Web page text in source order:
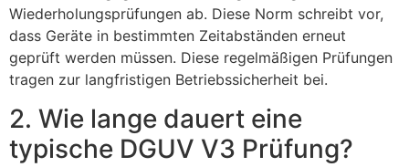
Wiederholungsprüfungen ab. Diese Norm schreibt vor,
dass Geräte in bestimmten Zeitabständen erneut
geprüft werden müssen. Diese regelmäßigen Prüfungen
tragen zur langfristigen Betriebssicherheit bei.
2. Wie lange dauert eine
typische DGUV V3 Prüfung?